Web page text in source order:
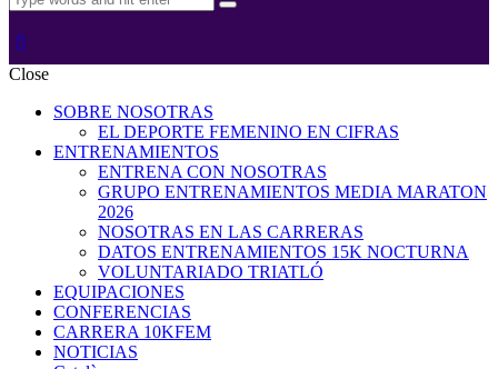
Close
SOBRE NOSOTRAS
EL DEPORTE FEMENINO EN CIFRAS
ENTRENAMIENTOS
ENTRENA CON NOSOTRAS
GRUPO ENTRENAMIENTOS MEDIA MARATON
2026
NOSOTRAS EN LAS CARRERAS
DATOS ENTRENAMIENTOS 15K NOCTURNA
VOLUNTARIADO TRIATLÓ
EQUIPACIONES
CONFERENCIAS
CARRERA 10KFEM
NOTICIAS